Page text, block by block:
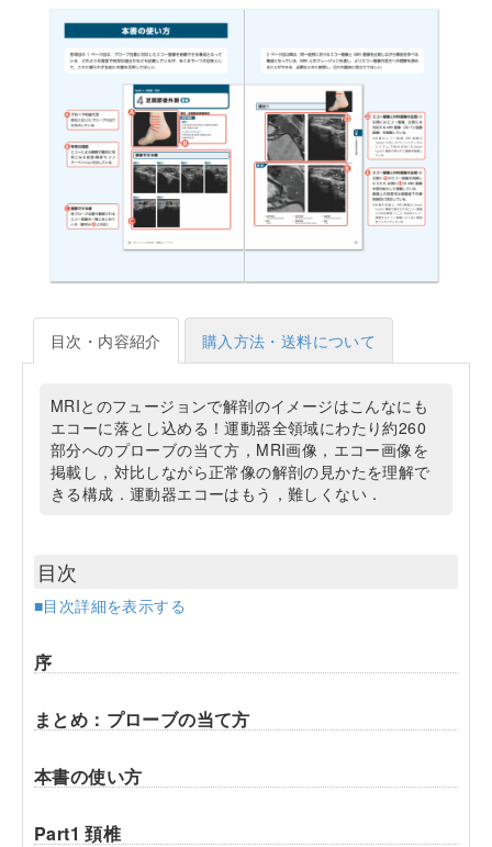
目次・内容紹介 購入方法・送料について
MRIとのフュージョンで解剖のイメージはこんなにも
エコーに落とし込める！運動器全領域にわたり約260
部分へのプローブの当て方，MRI画像，エコー画像を
掲載し，対比しながら正常像の解剖の見かたを理解で
きる構成．運動器エコーはもう，難しくない．
目次
■目次詳細を表示する
序
まとめ：プローブの当て方
本書の使い方
Part1 頚椎